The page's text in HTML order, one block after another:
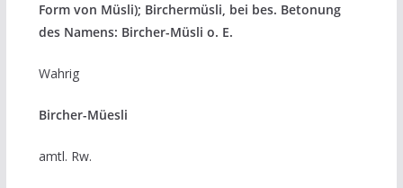
Form von Müsli); Birchermüsli, bei bes. Betonung
des Namens: Bircher-Müsli o. E.
Wahrig
Bircher-Müesli
amtl. Rw.